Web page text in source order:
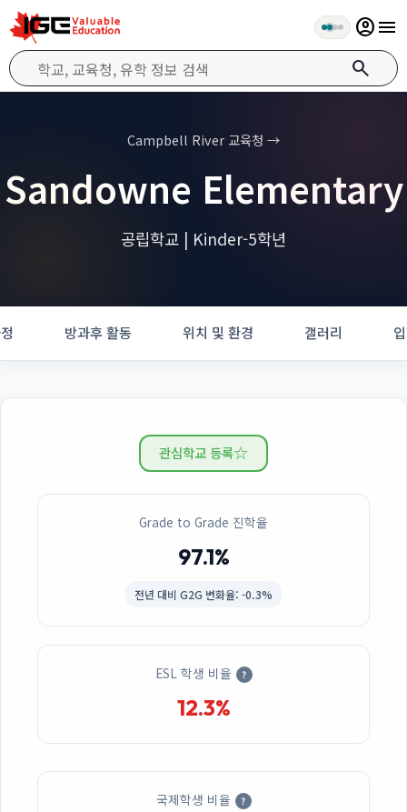
search
account_circlemenu
Campbell River 교육청 →
Sandowne Elementary
공립학교 | Kinder-5학년
방과후 활동 위치 및 환경 갤러리
관심학교 등록☆
Grade to Grade 진학율
97.1%
전년 대비 G2G 변화율: -0.3%
ESL 학생 비율 ?
12.3%
국제학생 비율 ?